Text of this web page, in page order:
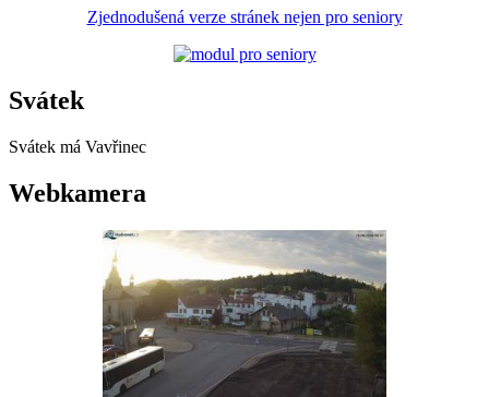
Zjednodušená verze stránek nejen pro seniory
Svátek
Svátek má Vavřinec
Webkamera